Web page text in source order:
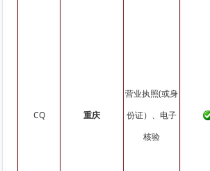
CQ 重庆
营业执照(或身
份证）、电子
核验